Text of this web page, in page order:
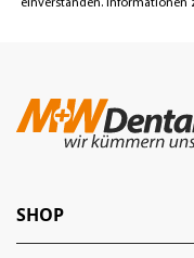
einverstanden. Informationen
SHOP